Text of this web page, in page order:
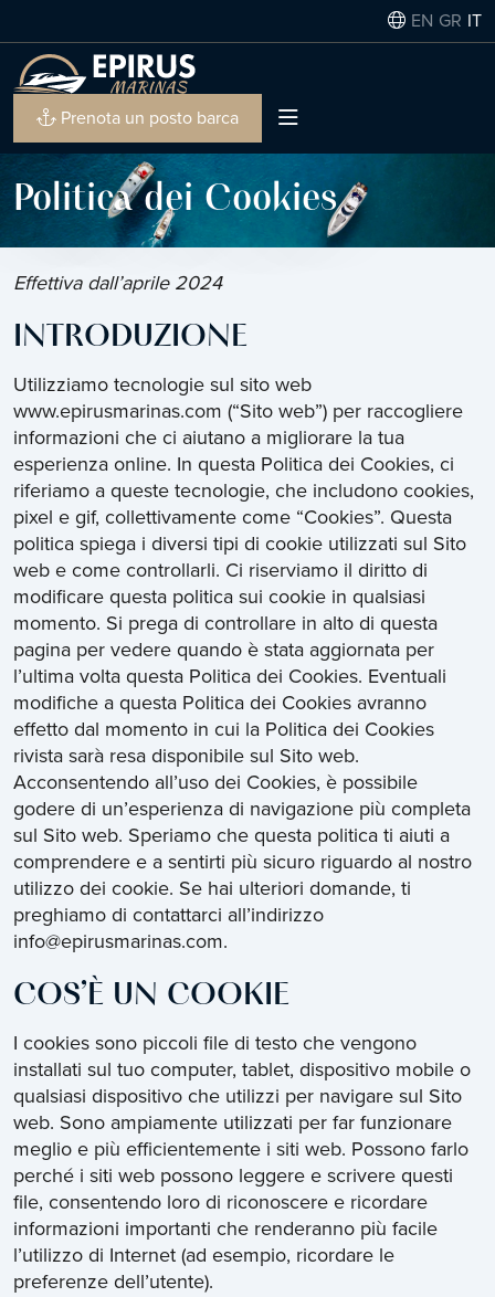
EN GR IT
Prenota un posto barca
Politica dei Cookies
Effettiva dall’aprile 2024
INTRODUZIONE
Utilizziamo tecnologie sul sito web
www.epirusmarinas.com (“Sito web”) per raccogliere
informazioni che ci aiutano a migliorare la tua
esperienza online. In questa Politica dei Cookies, ci
riferiamo a queste tecnologie, che includono cookies,
pixel e gif, collettivamente come “Cookies”. Questa
politica spiega i diversi tipi di cookie utilizzati sul Sito
web e come controllarli. Ci riserviamo il diritto di
modificare questa politica sui cookie in qualsiasi
momento. Si prega di controllare in alto di questa
pagina per vedere quando è stata aggiornata per
l’ultima volta questa Politica dei Cookies. Eventuali
modifiche a questa Politica dei Cookies avranno
effetto dal momento in cui la Politica dei Cookies
rivista sarà resa disponibile sul Sito web.
Acconsentendo all’uso dei Cookies, è possibile
godere di un’esperienza di navigazione più completa
sul Sito web. Speriamo che questa politica ti aiuti a
comprendere e a sentirti più sicuro riguardo al nostro
utilizzo dei cookie. Se hai ulteriori domande, ti
preghiamo di contattarci all’indirizzo
info@epirusmarinas.com.
COS’È UN COOKIE
I cookies sono piccoli file di testo che vengono
installati sul tuo computer, tablet, dispositivo mobile o
qualsiasi dispositivo che utilizzi per navigare sul Sito
web. Sono ampiamente utilizzati per far funzionare
meglio e più efficientemente i siti web. Possono farlo
perché i siti web possono leggere e scrivere questi
file, consentendo loro di riconoscere e ricordare
informazioni importanti che renderanno più facile
l’utilizzo di Internet (ad esempio, ricordare le
preferenze dell’utente).